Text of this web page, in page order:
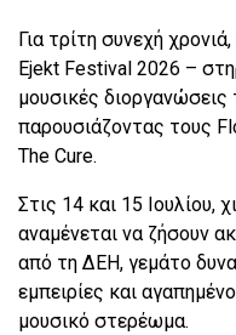
Για τρίτη συνεχή
Ejekt Festival 2026 –
μουσικές διοργανώσεις
παρουσιάζοντας τους
The Cure.
Στις 14 και 15 Ιουλίου,
αναμένεται να ζήσουν
από τη ΔΕΗ, γεμάτο
εμπειρίες και
μουσικό στερέωμα.